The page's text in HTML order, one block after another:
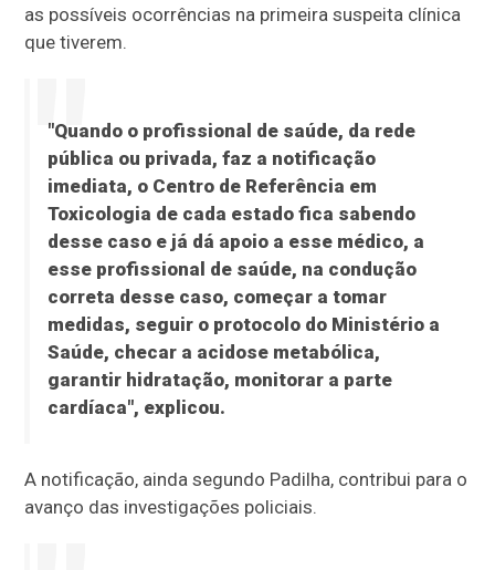
as possíveis ocorrências na primeira suspeita clínica
que tiverem.
"Quando o profissional de saúde, da rede
pública ou privada, faz a notificação
imediata, o Centro de Referência em
Toxicologia de cada estado fica sabendo
desse caso e já dá apoio a esse médico, a
esse profissional de saúde, na condução
correta desse caso, começar a tomar
medidas, seguir o protocolo do Ministério a
Saúde, checar a acidose metabólica,
garantir hidratação, monitorar a parte
cardíaca", explicou.
A notificação, ainda segundo Padilha, contribui para o
avanço das investigações policiais.